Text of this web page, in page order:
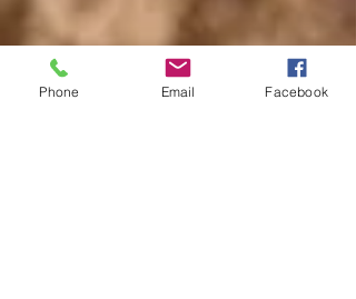
Phone Email Facebook